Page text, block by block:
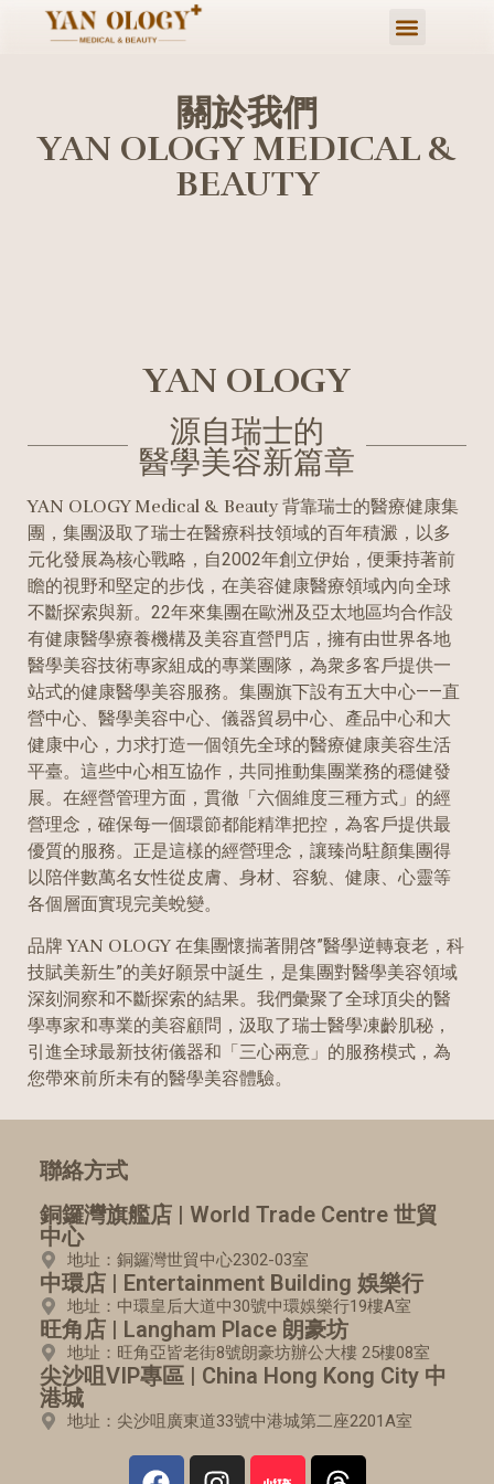
關於我們
YAN OLOGY MEDICAL &
BEAUTY
YAN OLOGY
源自瑞士的
醫學美容新篇章
YAN OLOGY Medical & Beauty背靠瑞士的醫療健康集
團，集團汲取了瑞士在醫療科技領域的百年積澱，以多
元化發展為核心戰略，自2002年創立伊始，便秉持著前
瞻的視野和堅定的步伐，在美容健康醫療領域內向全球
不斷探索與新。22年來集團在歐洲及亞太地區均合作設
有健康醫學療養機構及美容直營門店，擁有由世界各地
醫學美容技術專家組成的專業團隊，為衆多客戶提供一
站式的健康醫學美容服務。集團旗下設有五大中心——直
營中心、醫學美容中心、儀器貿易中心、產品中心和大
健康中心，力求打造一個領先全球的醫療健康美容生活
平臺。這些中心相互協作，共同推動集團業務的穩健發
展。在經營管理方面，貫徹「六個維度三種方式」的經
營理念，確保每一個環節都能精準把控，為客戶提供最
優質的服務。正是這樣的經營理念，讓臻尚駐顏集團得
以陪伴數萬名女性從皮膚、身材、容貌、健康、心靈等
各個層面實現完美蛻變。
品牌YAN OLOGY 在集團懷揣著開啓”醫學逆轉衰老，科
技賦美新生”的美好願景中誕生，是集團對醫學美容領域
深刻洞察和不斷探索的結果。我們彙聚了全球頂尖的醫
學專家和專業的美容顧問，汲取了瑞士醫學凍齡肌秘，
引進全球最新技術儀器和「三心兩意」的服務模式，為
您帶來前所未有的醫學美容體驗。
聯絡方式
銅鑼灣旗艦店 | World Trade Centre 世貿
中心
地址：銅鑼灣世貿中心2302-03室
中環店 | Entertainment Building 娛樂行
地址：中環皇后大道中30號中環娛樂行19樓A室
旺角店 | Langham Place 朗豪坊
地址：旺角亞皆老街8號朗豪坊辦公大樓 25樓08室
尖沙咀VIP專區 | China Hong Kong City 中
港城
地址：尖沙咀廣東道33號中港城第二座2201A室